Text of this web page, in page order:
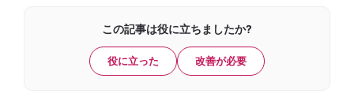
この記事は役に立ちましたか?
役に立った 改善が必要